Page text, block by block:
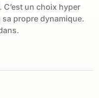
un choix hyper
propre dynamique.